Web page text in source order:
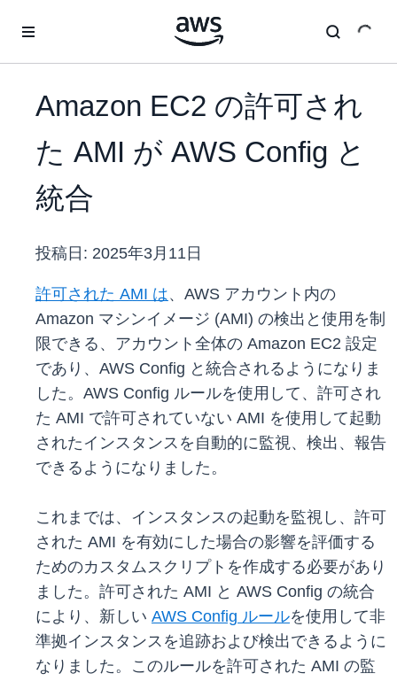
Amazon EC2 の許可され
た AMI が AWS Config と
統合
投稿日: 2025年3月11日
許可された AMI は、AWS アカウント内の
Amazon マシンイメージ (AMI) の検出と使用を制
限できる、アカウント全体の Amazon EC2 設定
であり、AWS Config と統合されるようになりま
した。AWS Config ルールを使用して、許可され
た AMI で許可されていない AMI を使用して起動
されたインスタンスを自動的に監視、検出、報告
できるようになりました。
これまでは、インスタンスの起動を監視し、許可
された AMI を有効にした場合の影響を評価する
ためのカスタムスクリプトを作成する必要があり
ました。許可された AMI と AWS Config の統合
により、新しい AWS Config ルールを使用して非
準拠インスタンスを追跡および検出できるように
なりました。このルールを許可された AMI の監